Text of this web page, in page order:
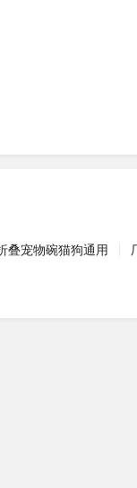
叠宠物碗猫狗通用